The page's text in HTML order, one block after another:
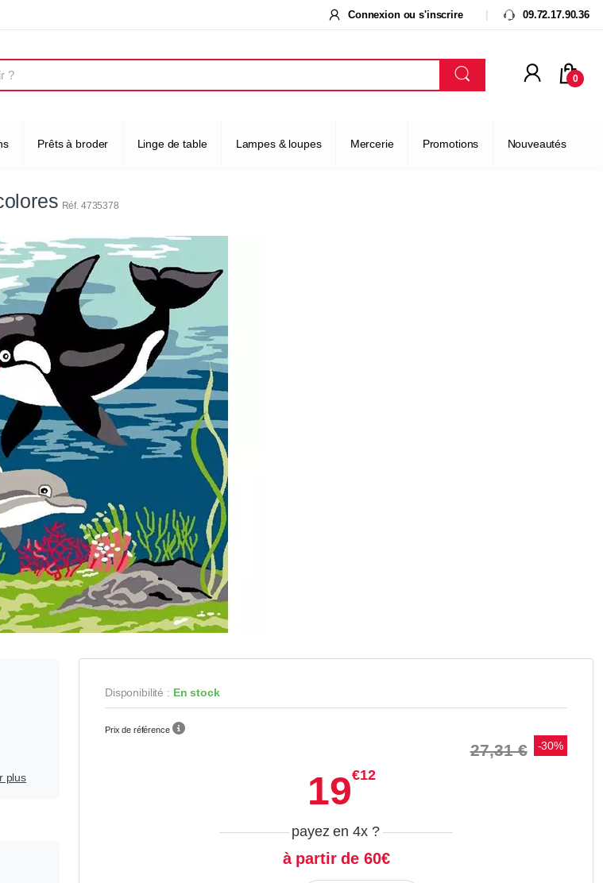
Connexion ou s'inscrire 09.72.17.90.36
0
Prêts à broder Linge de table Lampes & loupes Mercerie Promotions Nouveautés
Réf. 4735378
plus
Disponibilité : En stock
Prix de référence
27,31 € -30%
19€12
payez en 4x ?
à partir de 60€